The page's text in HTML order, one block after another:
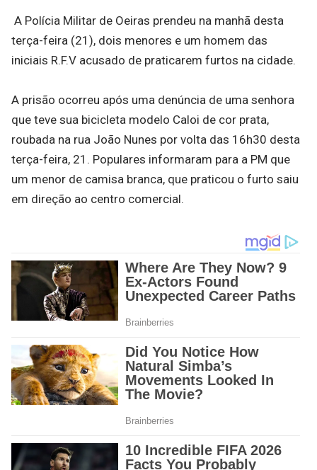
A Polícia Militar de Oeiras prendeu na manhã desta
terça-feira (21), dois menores e um homem das
iniciais R.F.V acusado de praticarem furtos na cidade.
A prisão ocorreu após uma denúncia de uma senhora
que teve sua bicicleta modelo Caloi de cor prata,
roubada na rua João Nunes por volta das 16h30 desta
terça-feira, 21. Populares informaram para a PM que
um menor de camisa branca, que praticou o furto saiu
em direção ao centro comercial.